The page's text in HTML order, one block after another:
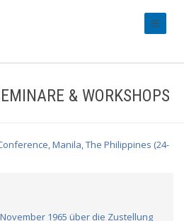
& WORKSHOPS
Manila, The Philippines (24-
1965 über die Zustellung